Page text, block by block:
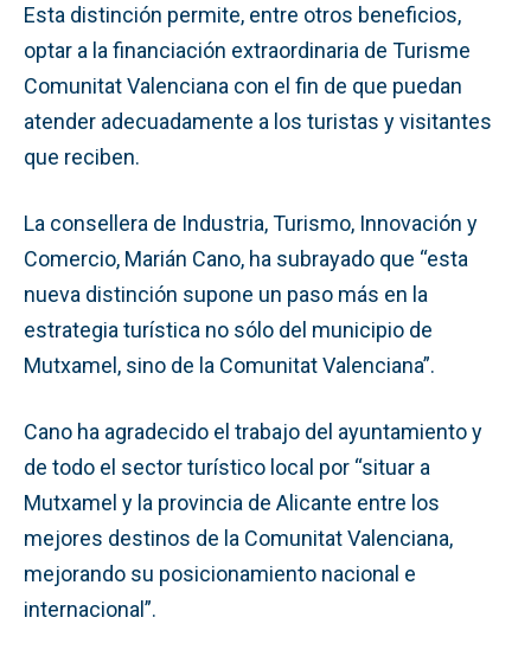
Esta distinción permite, entre otros beneficios,
optar a la financiación extraordinaria de Turisme
Comunitat Valenciana con el fin de que puedan
atender adecuadamente a los turistas y visitantes
que reciben.
La consellera de Industria, Turismo, Innovación y
Comercio, Marián Cano, ha subrayado que “esta
nueva distinción supone un paso más en la
estrategia turística no sólo del municipio de
Mutxamel, sino de la Comunitat Valenciana”.
Cano ha agradecido el trabajo del ayuntamiento y
de todo el sector turístico local por “situar a
Mutxamel y la provincia de Alicante entre los
mejores destinos de la Comunitat Valenciana,
mejorando su posicionamiento nacional e
internacional”.